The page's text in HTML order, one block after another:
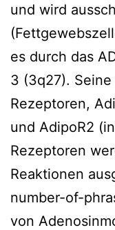
und wird
es durch das
3 (3q27).
Rezeptoren,
und AdipoR2
Rezeptoren
Reaktionen
number-of-
von